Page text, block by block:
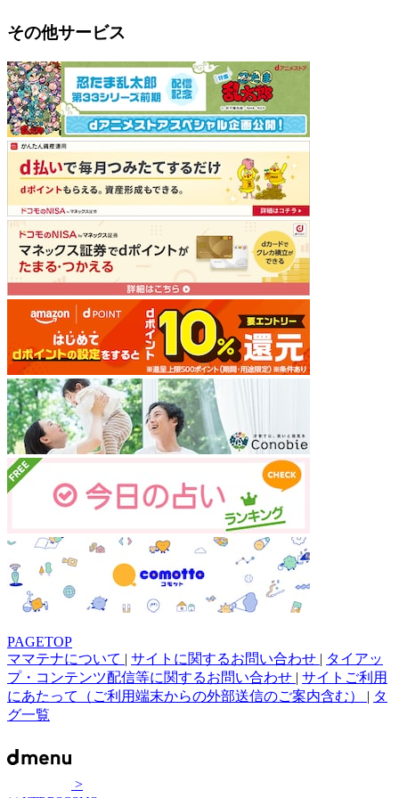
その他サービス
PAGETOP
ママテナについて | サイトに関するお問い合わせ | タイアッ
プ・コンテンツ配信等に関するお問い合わせ | サイトご利用
にあたって（ご利用端末からの外部送信のご案内含む） | タ
グ一覧
>